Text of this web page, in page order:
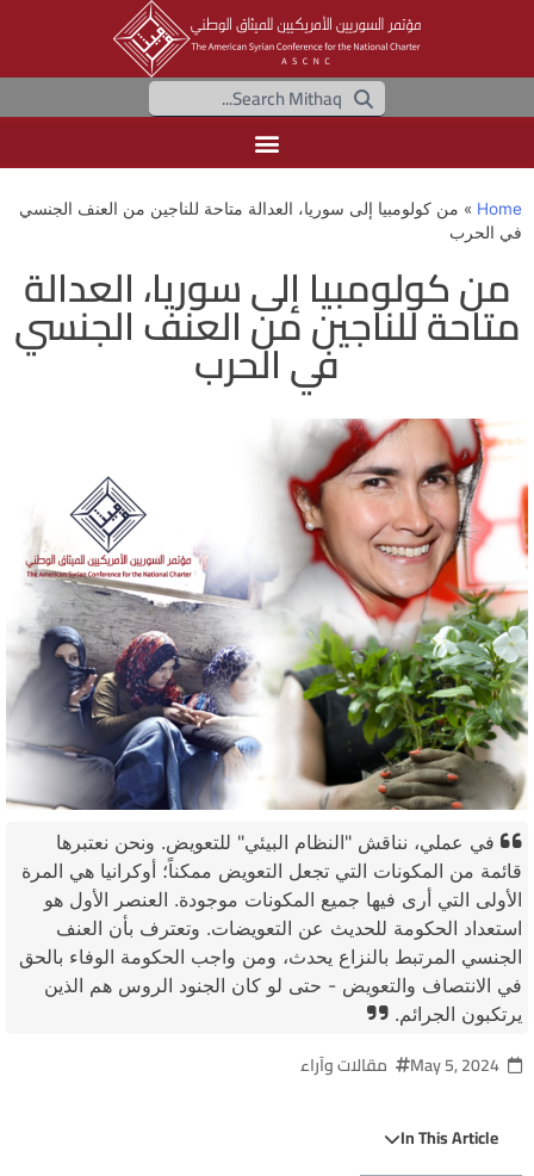
Home
» من كولومبيا إلى سوريا، العدالة متاحة للناجين من العنف الجنسي
في الحرب
من كولومبيا إلى سوريا، العدالة
متاحة للناجين من العنف الجنسي
في الحرب
في عملي، نناقش "النظام البيئي" للتعويض. ونحن نعتبرها
قائمة من المكونات التي تجعل التعويض ممكناً؛ أوكرانيا هي المرة
الأولى التي أرى فيها جميع المكونات موجودة. العنصر الأول هو
استعداد الحكومة للحديث عن التعويضات. وتعترف بأن العنف
الجنسي المرتبط بالنزاع يحدث، ومن واجب الحكومة الوفاء بالحق
في الانتصاف والتعويض - حتى لو كان الجنود الروس هم الذين
يرتكبون الجرائم.
May 5, 2024 مقالات وآراء
In This Article